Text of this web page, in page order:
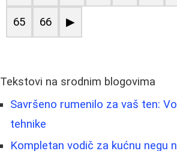
65 66 ▶
Tekstovi na srodnim blogovima
Savršeno rumenilo za vaš ten:
tehnike
Kompletan vodič za kućnu negu